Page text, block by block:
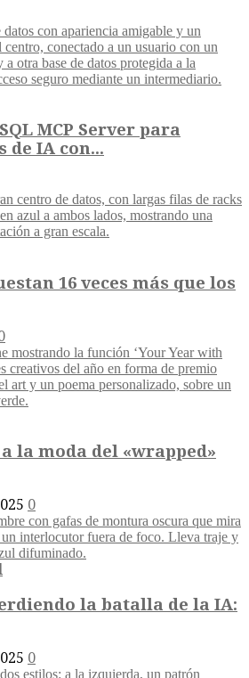
MCP Server para
de IA con...
16 veces más que los
la moda del «wrapped»
0
la batalla de la IA:
0